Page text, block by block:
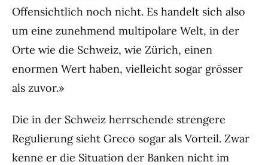
Offensichtlich noch nicht. Es handelt sich also
um eine zunehmend multipolare Welt, in der
Orte wie die Schweiz, wie Zürich, einen
enormen Wert haben, vielleicht sogar grösser
als zuvor.»
Die in der Schweiz herrschende strengere
Regulierung sieht Greco sogar als Vorteil. Zwar
kenne er die Situation der Banken nicht im